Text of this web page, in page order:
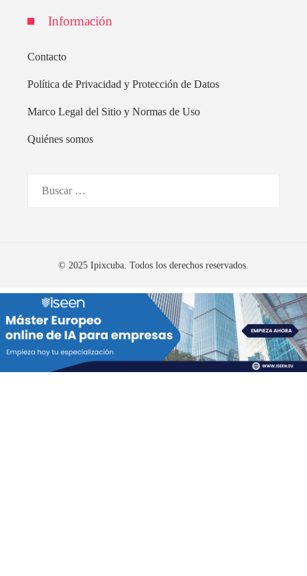
Información
Contacto
Política de Privacidad y Protección de Datos
Marco Legal del Sitio y Normas de Uso
Quiénes somos
© 2025 Ipixcuba. Todos los derechos reservados.